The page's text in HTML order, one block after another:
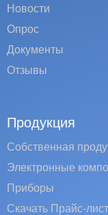
Новости
Опрос
Документы
Отзывы
Продукция
Собственная
Электронные
Приборы
Скачать Прайс-лист